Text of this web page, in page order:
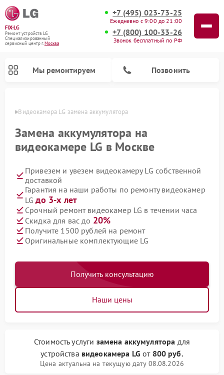
FIX-LG
Ремонт устройств LG
Специализированный
cервисный центр г.Москва
+7 (495) 023-73-25
Ежедневно с 9:00 до 21:00
+7 (800) 100-33-26
Звонок бесплатный по РФ
Мы ремонтируем Позвонить
Видеокамера LG замена аккумулятора
Замена аккумулятора на
видеокамере LG в Москве
Привезем и увезем видеокамеру LG собственной
доставкой
Гарантия на наши работы по ремонту видеокамер
LGдо 3-х лет
Срочный ремонт видеокамер LG в течении часа
Скидка для вас до 20%
Получите 1500 рублей на ремонт
Оригинальные комплектующие LG
Получить консультацию
Наши цены
Стоимость услуги замена аккумулятора для
устройства видеокамера LG от 800 руб.
Цена актуальна на текущую дату 08.08.2026